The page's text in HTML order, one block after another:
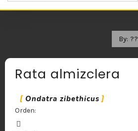
Rata almizclera
Ondatra zibethicus
Orden:
By: ??